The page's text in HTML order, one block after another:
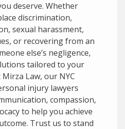
deserve. Whether
discrimination,
sexual harassment,
or recovering from an
else’s negligence,
tailored to your
Law, our NYC
injury lawyers
compassion,
to help you achieve
Trust us to stand